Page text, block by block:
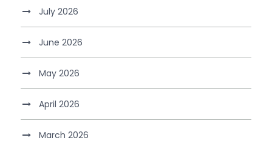
July 2026
June 2026
May 2026
April 2026
March 2026